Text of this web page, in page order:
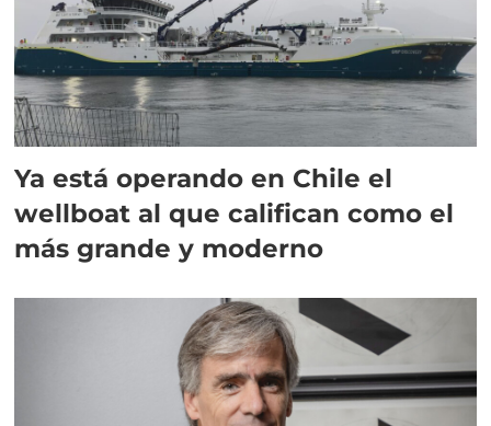
Ya está operando en Chile el
wellboat al que califican como el
más grande y moderno